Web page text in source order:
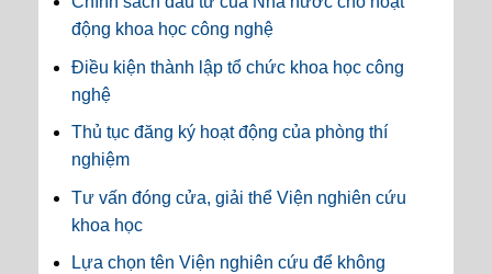
động khoa học công nghệ
Điều kiện thành lập tổ chức khoa học công
nghệ
Thủ tục đăng ký hoạt động của phòng thí
nghiệm
Tư vấn đóng cửa, giải thể Viện nghiên cứu
khoa học
Lựa chọn tên Viện nghiên cứu để không